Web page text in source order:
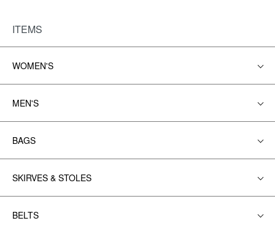
ITEMS
WOMEN'S
MEN'S
BAGS
SKIRVES & STOLES
BELTS